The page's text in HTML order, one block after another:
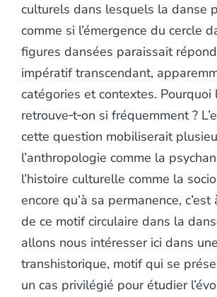
culturels dans lesquels la danse
comme si l’émergence du cercle
figures dansées paraissait
impératif transcendant,
catégories et contextes. Pourquoi
retrouve‑t‑on si fréquemment ?
cette question mobiliserait
l’anthropologie comme la
l’histoire culturelle comme la
encore qu’à sa permanence,
de ce motif circulaire dans la
allons nous intéresser ici dans
transhistorique, motif qui se
un cas privilégié pour étudier